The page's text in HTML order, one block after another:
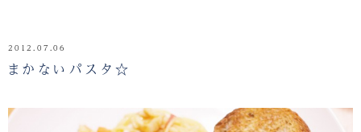
2012.07.06
まかないパスタ☆